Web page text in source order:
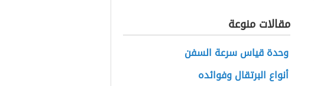
مقالات منوعة
وحدة قياس سرعة السفن
أنواع البرتقال وفوائده